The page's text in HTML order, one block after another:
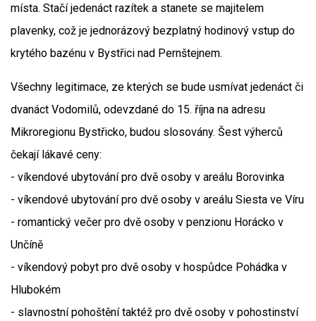
místa. Stačí jedenáct razítek a stanete se majitelem
plavenky, což je jednorázový bezplatný hodinový vstup do
krytého bazénu v Bystřici nad Pernštejnem.
Všechny legitimace, ze kterých se bude usmívat jedenáct či
dvanáct Vodomilů, odevzdané do 15. října na adresu
Mikroregionu Bystřicko, budou slosovány. Šest výherců
čekají lákavé ceny:
- víkendové ubytování pro dvě osoby v areálu Borovinka
- víkendové ubytování pro dvě osoby v areálu Siesta ve Víru
- romantický večer pro dvě osoby v penzionu Horácko v
Unčíně
- víkendový pobyt pro dvě osoby v hospůdce Pohádka v
Hlubokém
- slavnostní pohoštění taktéž pro dvě osoby v pohostinství